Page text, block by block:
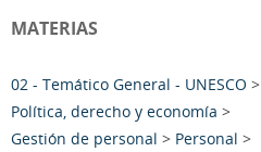
MATERIAS
02 - Temático General - UNESCO >
Política, derecho y economía >
Gestión de personal > Personal >